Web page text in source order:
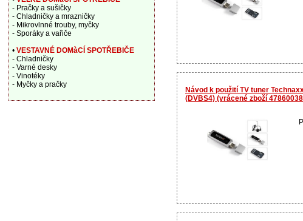
Návod k použití TV tuner
(DVBS4) (vrácené zboží
- Pračky a sušičky
- Chladničky a mrazničky
- Mikrovlnné trouby, myčky
- Sporáky a vařiče
• VESTAVNÉ DOMàCÍ SPOTŘEBIČE
- Chladničky
- Varné desky
- Vinotéky
- Myčky a pračky